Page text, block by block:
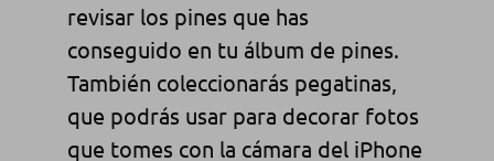
revisar los pines que has
conseguido en tu álbum de pines.
También coleccionarás pegatinas,
que podrás usar para decorar fotos
que tomes con la cámara del iPhone